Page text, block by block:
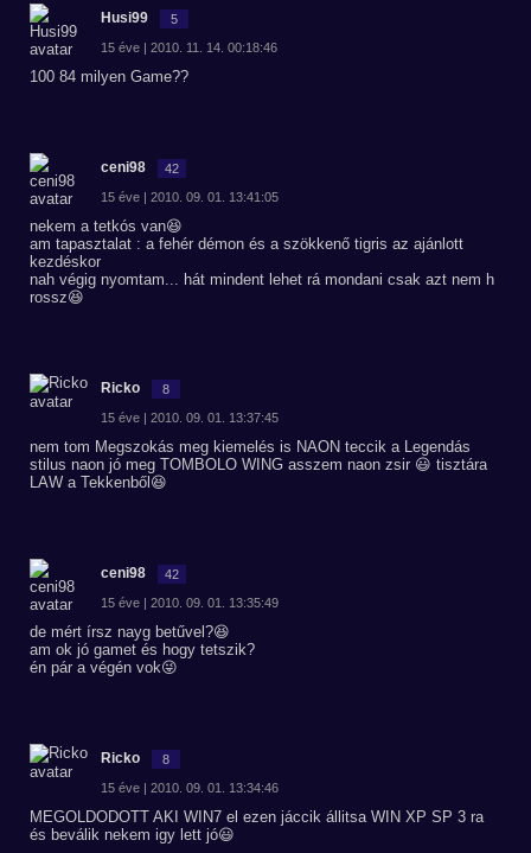
Husi99 5
15 éve | 2010. 11. 14. 00:18:46
100 84 milyen Game??
ceni98 42
15 éve | 2010. 09. 01. 13:41:05
nekem a tetkós van😆
am tapasztalat : a fehér démon és a szökkenő tigris az ajánlott
kezdéskor
nah végig nyomtam... hát mindent lehet rá mondani csak azt nem h
rossz😆
Ricko 8
15 éve | 2010. 09. 01. 13:37:45
nem tom Megszokás meg kiemelés is NAON teccik a Legendás
stilus naon jó meg TOMBOLO WING asszem naon zsir 😃 tisztára
LAW a Tekkenből😆
ceni98 42
15 éve | 2010. 09. 01. 13:35:49
de mért írsz nayg betűvel?😆
am ok jó gamet és hogy tetszik?
én pár a végén vok😜
Ricko 8
15 éve | 2010. 09. 01. 13:34:46
MEGOLDODOTT AKI WIN7 el ezen jáccik állitsa WIN XP SP 3 ra
és beválik nekem igy lett jó😃